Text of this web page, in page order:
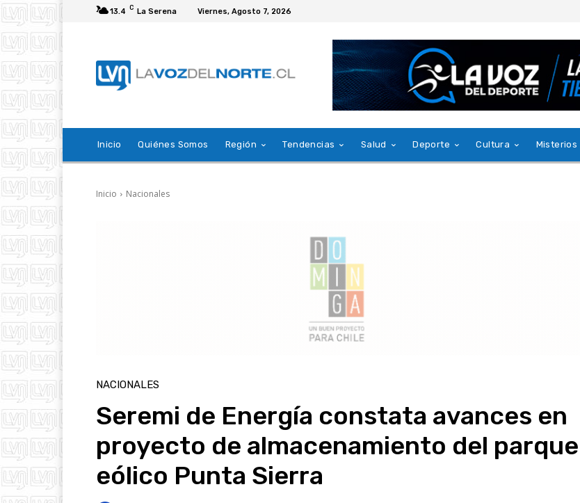
13.4 C La Serena Viernes, Agosto 7, 2026
Inicio Quiénes Somos Región Tendencias Salud Deporte Cultura Misterios
Inicio Nacionales
NACIONALES
Seremi de Energía constata avances en
proyecto de almacenamiento del parque
eólico Punta Sierra